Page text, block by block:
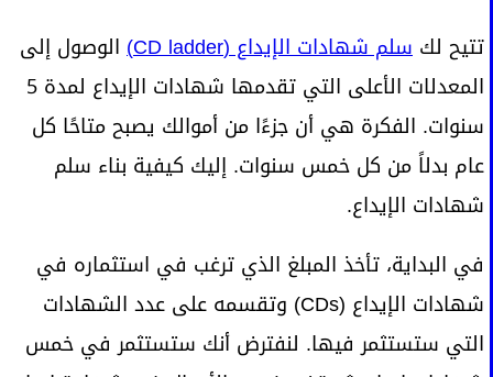
تتيح لك سلم شهادات الإيداع (CD ladder)
الوصول إلى
المعدلات الأعلى التي تقدمها شهادات الإيداع لمدة 5
سنوات. الفكرة هي أن جزءًا من أموالك يصبح متاحًا كل
عام بدلاً من كل خمس سنوات. إليك كيفية بناء سلم
شهادات الإيداع.
في البداية، تأخذ المبلغ الذي ترغب في استثماره في
شهادات الإيداع (CDs) وتقسمه على عدد الشهادات
التي ستستثمر فيها. لنفترض أنك ستستثمر في خمس